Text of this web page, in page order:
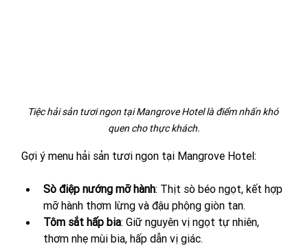
Tiệc hải sản tươi ngon tại Mangrove Hotel là điểm nhấn khó
quen cho thực khách.
Gợi ý menu hải sản tươi ngon tại Mangrove Hotel:
Sò điệp nướng mỡ hành: Thịt sò béo ngọt, kết hợp
mỡ hành thơm lừng và đậu phộng giòn tan.
Tôm sắt hấp bia: Giữ nguyên vị ngọt tự nhiên,
thơm nhẹ mùi bia, hấp dẫn vị giác.